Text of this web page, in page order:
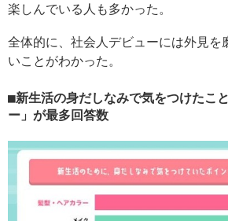
楽しんでいる人も多かった。
全体的に、社会人デビューには外見を
いことがわかった。
新生活の身だしなみで気をつけたこ
ー」が最多回答数